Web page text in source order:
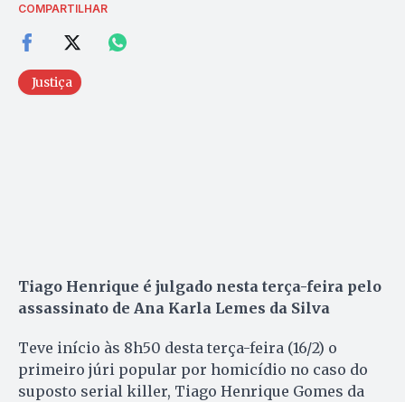
COMPARTILHAR
Justiça
Tiago Henrique é julgado nesta terça-feira pelo
assassinato de Ana Karla Lemes da Silva
Teve início às 8h50 desta terça-feira (16/2) o
primeiro júri popular por homicídio no caso do
suposto serial killer, Tiago Henrique Gomes da